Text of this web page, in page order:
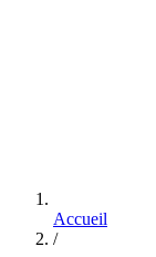
Accueil
/